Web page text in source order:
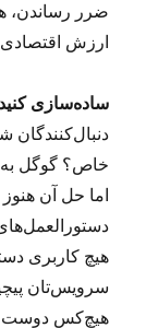
ضرر رساندن،
ارزش اقتصادی
ساده‌سازی
خاص؟ گوگل
اما حل آن
هیچ کاربری
سرویس‌تان
هیچ‌کس دوست